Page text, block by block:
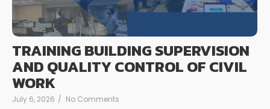
TRAINING BUILDING SUPERVISION
AND QUALITY CONTROL OF CIVIL
WORK
July 6, 2026 / No Comments